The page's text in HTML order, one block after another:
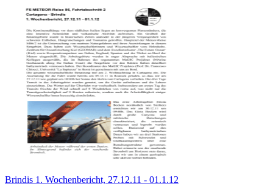
Brindis 1. Wochenbericht, 27.12.11 - 01.1.12